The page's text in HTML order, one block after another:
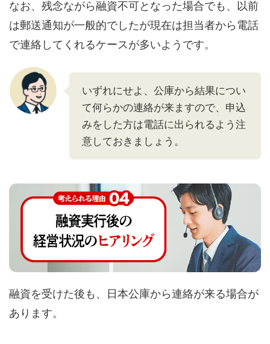
なお、残念ながら融資不可となった場合でも、以前
は郵送通知が一般的でしたが現在は担当者から電話
で連絡してくれるケースが多いようです。
いずれにせよ、公庫から結果につい
て何らかの連絡が来ますので、申込
みをした方は電話に出られるよう注
意しておきましょう。
融資を受けた後も、日本公庫から連絡が来る場合が
あります。